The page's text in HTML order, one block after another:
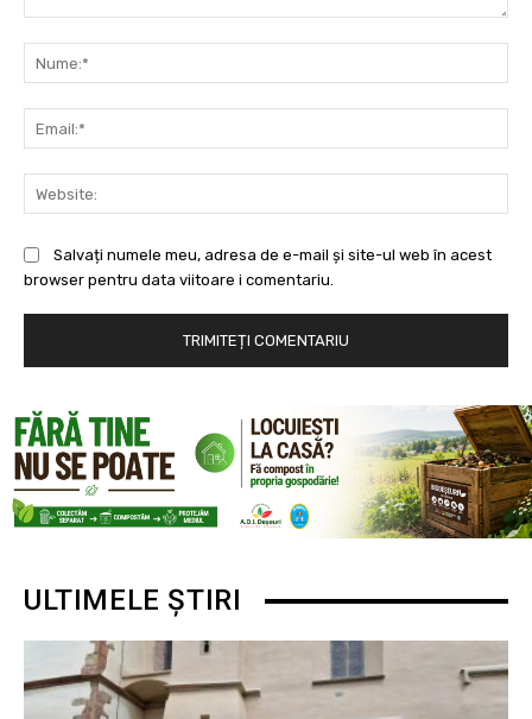
Salvați numele meu, adresa de e-mail și site-ul web în acest
browser pentru data viitoare i comentariu.
ULTIMELE ȘTIRI